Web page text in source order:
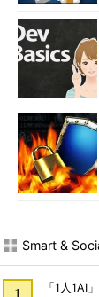
Smart &
「1人1AI